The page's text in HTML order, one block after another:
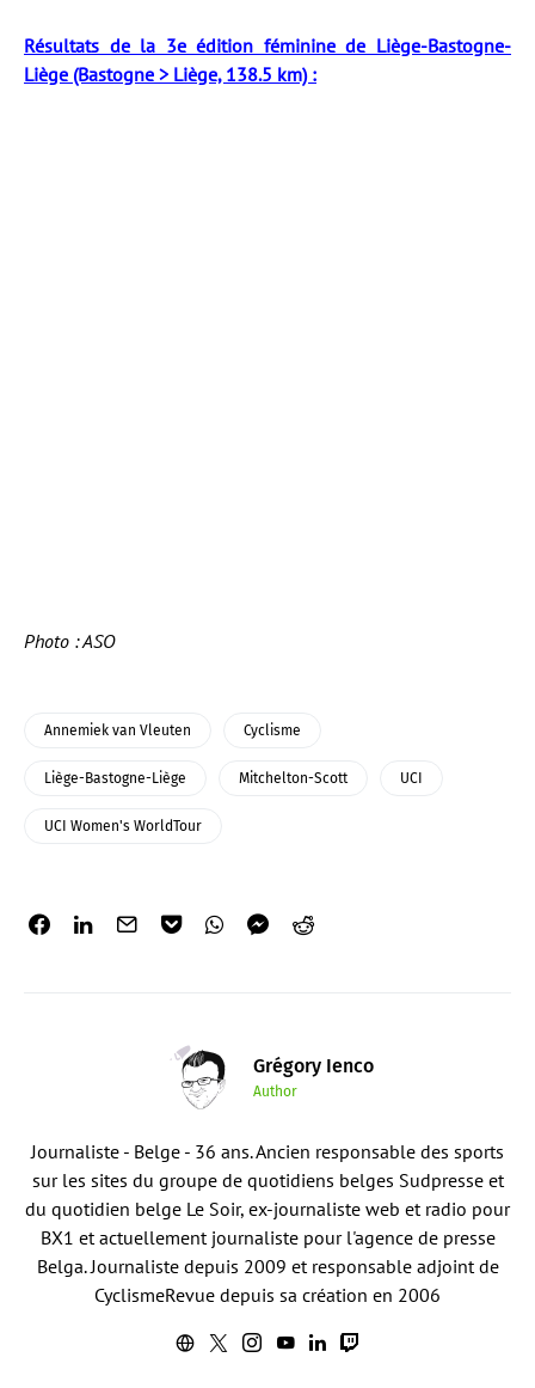
Résultats de la 3e édition féminine de Liège-Bastogne-
Liège (Bastogne > Liège, 138.5 km) :
Photo : ASO
Annemiek van Vleuten Cyclisme
Liège-Bastogne-Liège Mitchelton-Scott UCI
UCI Women's WorldTour
Grégory Ienco
Author
Journaliste - Belge - 36 ans. Ancien responsable des sports
sur les sites du groupe de quotidiens belges Sudpresse et
du quotidien belge Le Soir, ex-journaliste web et radio pour
BX1 et actuellement journaliste pour l'agence de presse
Belga. Journaliste depuis 2009 et responsable adjoint de
CyclismeRevue depuis sa création en 2006